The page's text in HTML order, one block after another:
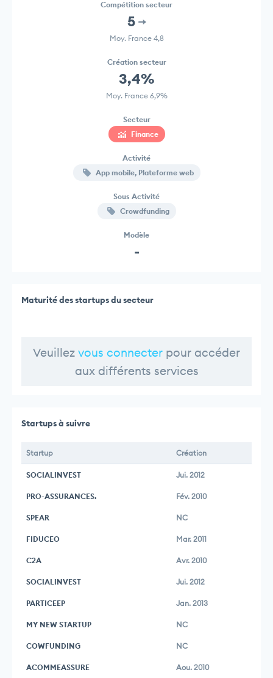
Compétition secteur
5
Moy. France 4,8
Création secteur
3,4%
Moy. France 6,9%
Secteur
Finance
Activité
App mobile, Plateforme web
Sous Activité
Crowdfunding
Modèle
-
Maturité des startups du secteur
Veuillez vous connecter pour accéder
aux différents services
Startups à suivre
Startup Création
SOCIALINVEST Jui. 2012
PRO-ASSURANCES. Fév. 2010
SPEAR NC
FIDUCEO Mar. 2011
C2A Avr. 2010
SOCIALINVEST Jui. 2012
PARTICEEP Jan. 2013
MY NEW STARTUP NC
COWFUNDING NC
ACOMMEASSURE Aou. 2010